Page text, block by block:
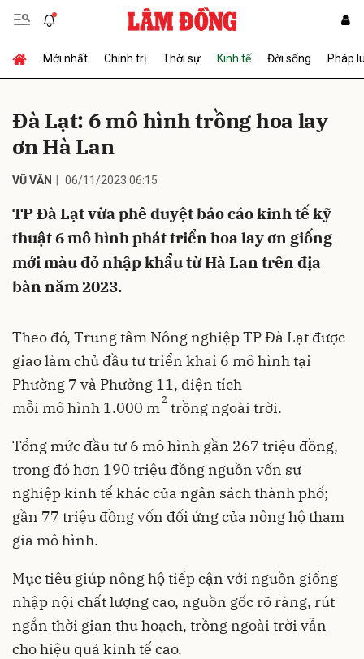
Mới nhất Chính trị Thời sự Kinh tế Đời sống Pháp
Đà Lạt: 6 mô hình trồng hoa lay
ơn Hà Lan
VŨ VĂN 06/11/2023 06:15
TP Đà Lạt vừa phê duyệt báo cáo kinh tế kỹ
thuật 6 mô hình phát triển hoa lay ơn giống
mới màu đỏ nhập khẩu từ Hà Lan trên địa
bàn năm 2023.
Theo đó, Trung tâm Nông nghiệp TP Đà Lạt được
giao làm chủ đầu tư triển khai 6 mô hình tại
Phường 7 và Phường 11, diện tích
mỗi mô hình 1.000 m2 trồng ngoài trời.
Tổng mức đầu tư 6 mô hình gần 267 triệu đồng,
trong đó hơn 190 triệu đồng nguồn vốn sự
nghiệp kinh tế khác của ngân sách thành phố;
gần 77 triệu đồng vốn đối ứng của nông hộ tham
gia mô hình.
Mục tiêu giúp nông hộ tiếp cận với nguồn giống
nhập nội chất lượng cao, nguồn gốc rõ ràng, rút
ngắn thời gian thu hoạch, trồng ngoài trời vẫn
cho hiệu quả kinh tế cao.
Gửi bình luận
Hủy Gửi